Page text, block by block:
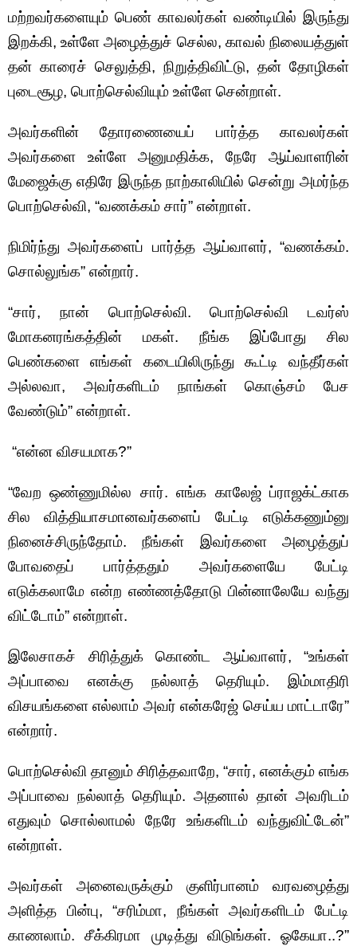
மற்றவர்களையும் பெண் காவலர்கள் வண்டியில் இருந்து
இறக்கி, உள்ளே அழைத்துச் செல்ல, காவல் நிலையத்துள்
தன் காரைச் செலுத்தி, நிறுத்திவிட்டு, தன் தோழிகள்
புடைசூழ, பொற்செல்வியும் உள்ளே சென்றாள்.
அவர்களின் தோரணையைப் பார்த்த காவலர்கள்
அவர்களை உள்ளே அனுமதிக்க, நேரே ஆய்வாளரின்
மேஜைக்கு எதிரே இருந்த நாற்காலியில் சென்று அமர்ந்த
பொற்செல்வி, “வணக்கம் சார்” என்றாள்.
நிமிர்ந்து அவர்களைப் பார்த்த ஆய்வாளர், “வணக்கம்.
சொல்லுங்க” என்றார்.
“சார், நான் பொற்செல்வி. பொற்செல்வி டவர்ஸ்
மோகனரங்கத்தின் மகள். நீங்க இப்போது சில
பெண்களை எங்கள் கடையிலிருந்து கூட்டி வந்தீர்கள்
அல்லவா, அவர்களிடம் நாங்கள் கொஞ்சம் பேச
வேண்டும்” என்றாள்.
“என்ன விசயமாக?”
“வேற ஒண்ணுமில்ல சார். எங்க காலேஜ் ப்ராஜக்ட்காக
சில வித்தியாசமானவர்களைப் பேட்டி எடுக்கணும்னு
நினைச்சிருந்தோம். நீங்கள் இவர்களை அழைத்துப்
போவதைப் பார்த்ததும் அவர்களையே பேட்டி
எடுக்கலாமே என்ற எண்ணத்தோடு பின்னாலேயே வந்து
விட்டோம்” என்றாள்.
இலேசாகச் சிரித்துக் கொண்ட ஆய்வாளர், “உங்கள்
அப்பாவை எனக்கு நல்லாத் தெரியும். இம்மாதிரி
விசயங்களை எல்லாம் அவர் என்கரேஜ் செய்ய மாட்டாரே”
என்றார்.
பொற்செல்வி தானும் சிரித்தவாறே, “சார், எனக்கும் எங்க
அப்பாவை நல்லாத் தெரியும். அதனால் தான் அவரிடம்
எதுவும் சொல்லாமல் நேரே உங்களிடம் வந்துவிட்டேன்”
என்றாள்.
அவர்கள் அனைவருக்கும் குளிர்பானம் வரவழைத்து
அளித்த பின்பு, “சரிம்மா, நீங்கள் அவர்களிடம் பேட்டி
காணலாம். சீக்கிரமா முடித்து விடுங்கள். ஓகேயா..?”